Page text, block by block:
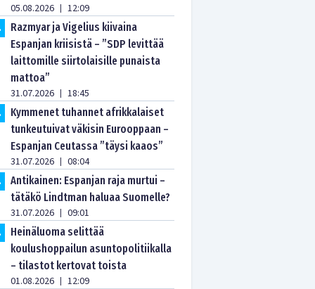
05.08.2026 | 12:09
Razmyar ja Vigelius kiivaina
Espanjan kriisistä – ”SDP levittää
laittomille siirtolaisille punaista
mattoa”
31.07.2026 | 18:45
.
Kymmenet tuhannet afrikkalaiset
tunkeutuivat väkisin Eurooppaan –
Espanjan Ceutassa ”täysi kaaos”
31.07.2026 | 08:04
Antikainen: Espanjan raja murtui –
tätäkö Lindtman haluaa Suomelle?
31.07.2026 | 09:01
Heinäluoma selittää
koulushoppailun asuntopolitiikalla
– tilastot kertovat toista
01.08.2026 | 12:09